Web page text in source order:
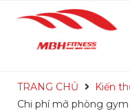
TRANG CHỦ
Kiến
Chi phí mở phòng